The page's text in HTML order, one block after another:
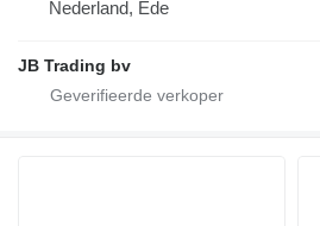
Nederland, Ede
JB Trading bv